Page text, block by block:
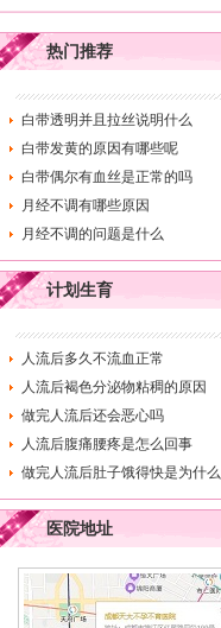
热门推荐
白带透明并且拉丝说明什么
白带发黄的原因有哪些呢
白带偶尔有血丝是正常的吗
月经不调有哪些原因
月经不调的问题是什么
计划生育
人流后多久不流血正常
人流后褐色分泌物粘稠的原因
做完人流后还会恶心吗
人流后腹痛腰疼是怎么回事
做完人流后肚子饿得快是为什么
医院地址